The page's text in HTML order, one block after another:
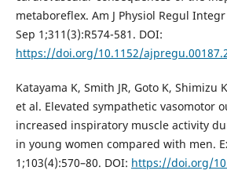
metaboreflex. Am J Physiol Regul
Sep 1;311(3):R574-581. DOI:
https://doi.org/10.1152/
Katayama K, Smith JR, Goto K, Shimizu
et al. Elevated sympathetic vasomotor
increased inspiratory muscle activity
in young women compared with men.
1;103(4):570–80. DOI: https://doi.org/